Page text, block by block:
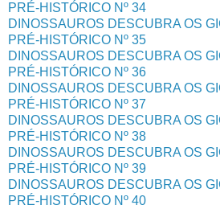
PRÉ-HISTÓRICO Nº 34
DINOSSAUROS DESCUBRA OS
PRÉ-HISTÓRICO Nº 35
DINOSSAUROS DESCUBRA OS
PRÉ-HISTÓRICO Nº 36
DINOSSAUROS DESCUBRA OS
PRÉ-HISTÓRICO Nº 37
DINOSSAUROS DESCUBRA OS
PRÉ-HISTÓRICO Nº 38
DINOSSAUROS DESCUBRA OS
PRÉ-HISTÓRICO Nº 39
DINOSSAUROS DESCUBRA OS
PRÉ-HISTÓRICO Nº 40